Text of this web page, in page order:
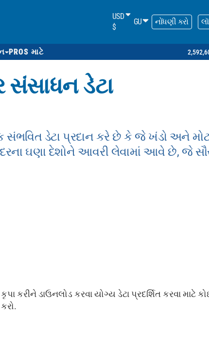
USD
$
GU નોંધણી કરો
PROS માટે
સંસાધન ડેટા
સંભવિત ડેટા પ્રદાન કરે છે કે જે ખંડો અને
ઘણા દેશોને આવરી લેવામાં આવે છે, જે સૌર
કૃપા કરીને ડાઉનલોડ કરવા યોગ્ય ડેટા પ્રદર્શિત કરવા માટે
કરો.